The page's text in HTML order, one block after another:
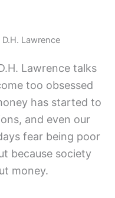
Lawrence
Lawrence talks
too obsessed
has started to
and even our
fear being poor
because society
money.